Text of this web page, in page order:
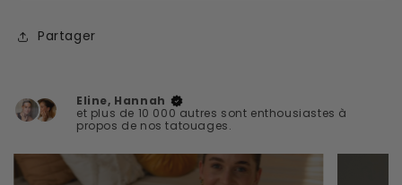
Partager
Eline, Hannah
et plus de 10 000 autres sont enthousiastes à
propos de nos tatouages.